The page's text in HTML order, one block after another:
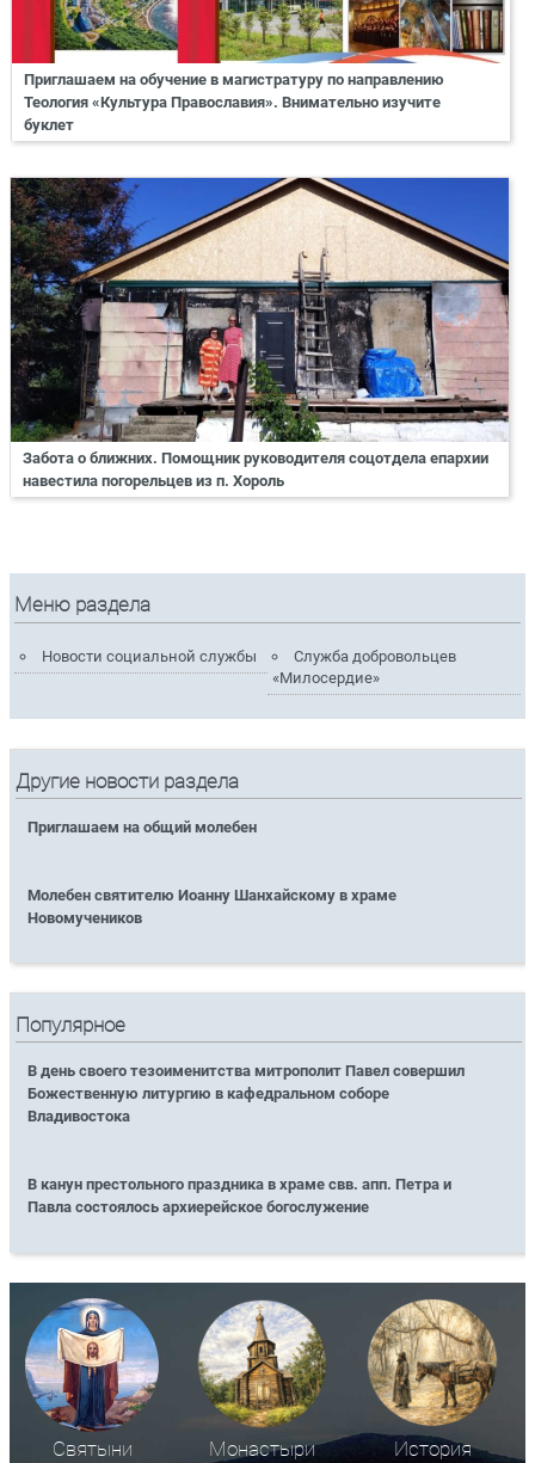
Приглашаем на обучение в магистратуру по направлению
Теология «Культура Православия». Внимательно изучите
буклет
Забота о ближних. Помощник руководителя соцотдела епархии
навестила погорельцев из п. Хороль
Меню раздела
Новости социальной службы
Служба добровольцев
«Милосердие»
Другие новости раздела
Приглашаем на общий молебен
Молебен святителю Иоанну Шанхайскому в храме
Новомучеников
Популярное
В день своего тезоименитства митрополит Павел совершил
Божественную литургию в кафедральном соборе
Владивостока
В канун престольного праздника в храме свв. апп. Петра и
Павла состоялось архиерейское богослужение
Святыни Монастыри История